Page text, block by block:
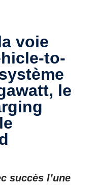
to-
le
succès l’une